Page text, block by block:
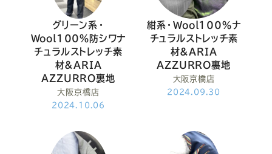
の
公
式
の
公
式
公
式
の
の
公
式
グリーン系・
Wool100％防シワナ
チュラルストレッチ素
材&ARIA
AZZURRO裏地
大阪京橋店
2024.10.06
紺系・Wool100％ナ
チュラルストレッチ素
材&ARIA
AZZURRO裏地
大阪京橋店
2024.09.30